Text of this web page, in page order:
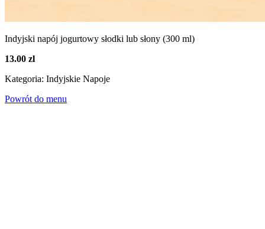
Indyjski napój jogurtowy słodki lub słony (300 ml)
13.00 zl
Kategoria: Indyjskie Napoje
Powrót do menu